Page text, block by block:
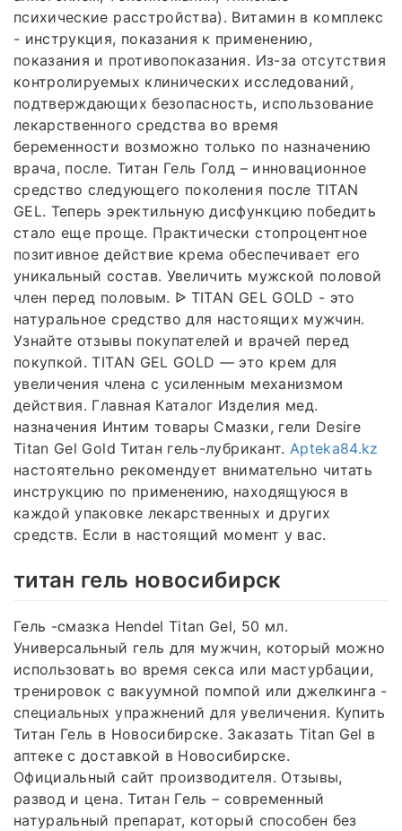
психические расстройства). Витамин в комплекс
- инструкция, показания к применению,
показания и противопоказания. Из-за отсутствия
контролируемых клинических исследований,
подтверждающих безопасность, использование
лекарственного средства во время
беременности возможно только по назначению
врача, после. Титан Гель Голд – инновационное
средство следующего поколения после TITAN
GEL. Теперь эректильную дисфункцию победить
стало еще проще. Практически стопроцентное
позитивное действие крема обеспечивает его
уникальный состав. Увеличить мужской половой
член перед половым. ᐉ TITAN GEL GOLD - это
натуральное средство для настоящих мужчин.
Узнайте отзывы покупателей и врачей перед
покупкой. TITAN GEL GOLD — это крем для
увеличения члена с усиленным механизмом
действия. Главная Каталог Изделия мед.
назначения Интим товары Смазки, гели Desire
Titan Gel Gold Титан гель-лубрикант. Apteka84.kz
настоятельно рекомендует внимательно читать
инструкцию по применению, находящуюся в
каждой упаковке лекарственных и других
средств. Если в настоящий момент у вас.
титан гель новосибирск
Гель -смазка Hendel Titan Gel, 50 мл.
Универсальный гель для мужчин, который можно
использовать во время секса или мастурбации,
тренировок с вакуумной помпой или джелкинга -
специальных упражнений для увеличения. Купить
Титан Гель в Новосибирске. Заказать Titan Gel в
аптеке с доставкой в Новосибирске.
Официальный сайт производителя. Отзывы,
развод и цена. Титан Гель – современный
натуральный препарат, который способен без